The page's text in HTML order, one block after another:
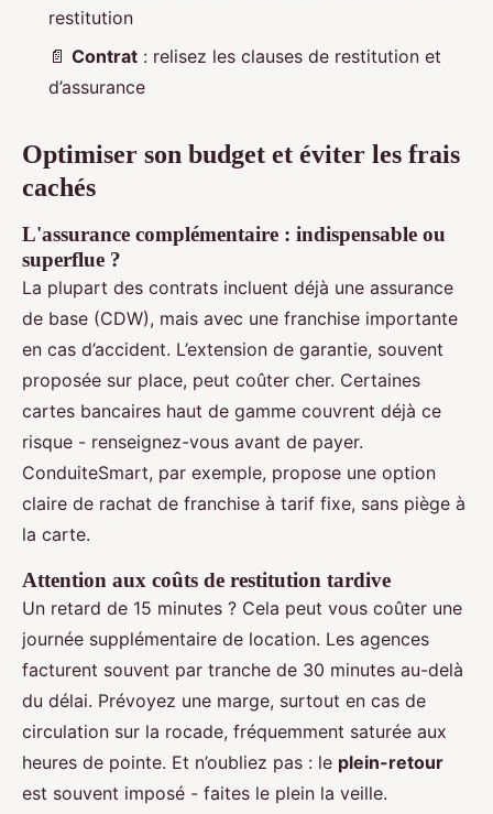
restitution
📄 Contrat : relisez les clauses de restitution et
d’assurance
Optimiser son budget et éviter les frais
cachés
L'assurance complémentaire : indispensable ou
superflue ?
La plupart des contrats incluent déjà une assurance
de base (CDW), mais avec une franchise importante
en cas d’accident. L’extension de garantie, souvent
proposée sur place, peut coûter cher. Certaines
cartes bancaires haut de gamme couvrent déjà ce
risque - renseignez-vous avant de payer.
ConduiteSmart, par exemple, propose une option
claire de rachat de franchise à tarif fixe, sans piège à
la carte.
Attention aux coûts de restitution tardive
Un retard de 15 minutes ? Cela peut vous coûter une
journée supplémentaire de location. Les agences
facturent souvent par tranche de 30 minutes au-delà
du délai. Prévoyez une marge, surtout en cas de
circulation sur la rocade, fréquemment saturée aux
heures de pointe. Et n’oubliez pas : le plein-retour
est souvent imposé - faites le plein la veille.